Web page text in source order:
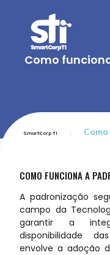
Como
SmartCorp TI
COMO FUNCIONA A
A padronização
campo da
garantir a
disponibilidade
envolve a adoção